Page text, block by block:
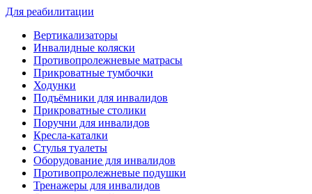
Для реабилитации
Вертикализаторы
Инвалидные коляски
Противопролежневые матрасы
Прикроватные тумбочки
Ходунки
Подъёмники для инвалидов
Прикроватные столики
Поручни для инвалидов
Кресла-каталки
Стулья туалеты
Оборудование для инвалидов
Противопролежневые подушки
Тренажеры для инвалидов